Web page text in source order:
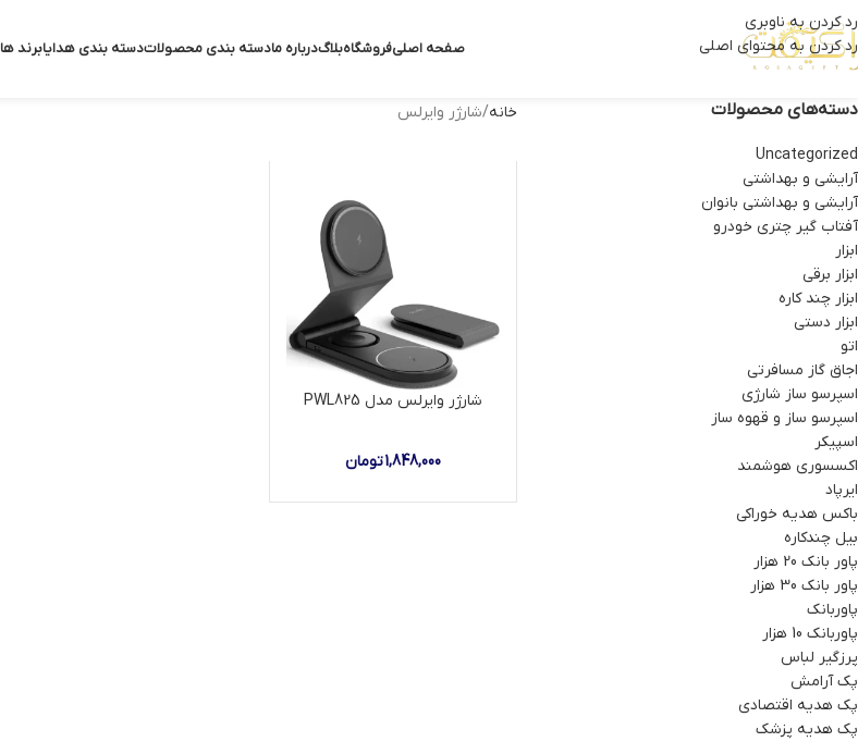
رد کردن به ناوبری
رد کردن به محتوای اصلی
صفحه اصلیفروشگاهبلاگدرباره مادسته بندی محصولاتدسته بندی هدایابرند ها
دسته‌های محصولات
Uncategorized
آرایشی و بهداشتی
آرایشی و بهداشتی بانوان
آفتاب گیر چتری خودرو
ابزار
ابزار برقی
ابزار چند کاره
ابزار دستی
اتو
اجاق گاز مسافرتی
اسپرسو ساز شارژی
اسپرسو ساز و قهوه ساز
اسپیکر
اکسسوری هوشمند
ایرپاد
باکس هدیه خوراکی
بیل چندکاره
پاور بانک 20 هزار
پاور بانک 30 هزار
پاوربانک
پاوربانک 10 هزار
پرزگیر لباس
پک آرامش
پک هدیه اقتصادی
پک هدیه پزشک
خانه شارژر وایرلس
شارژر وایرلس مدل PWL825
1,848,000تومان